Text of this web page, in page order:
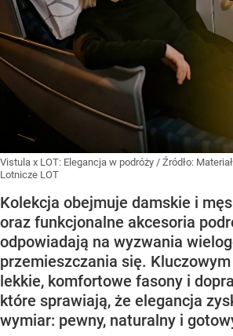
Vistula x LOT: Elegancja w podróży / Źródło:
Lotnicze LOT
Kolekcja obejmuje damskie i
oraz funkcjonalne akcesoria
odpowiadają na wyzwania
przemieszczania się.
lekkie, komfortowe fasony i
które sprawiają, że elegancja
wymiar: pewny, naturalny i